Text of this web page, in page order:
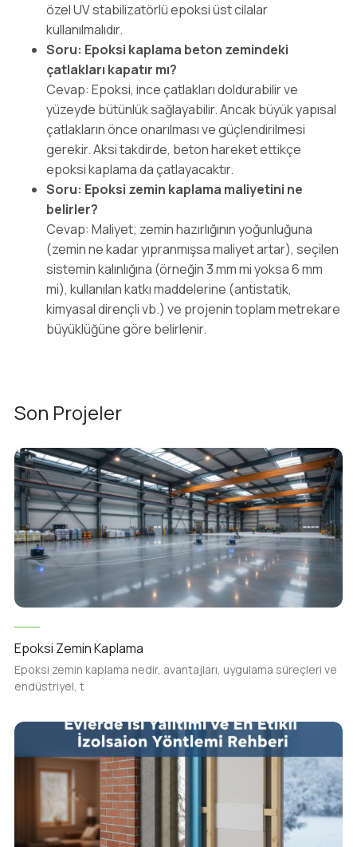
özel UV stabilizatörlü epoksi üst cilalar
kullanılmalıdır.
Soru: Epoksi kaplama beton zemindeki
çatlakları kapatır mı?
Cevap: Epoksi, ince çatlakları doldurabilir ve
yüzeyde bütünlük sağlayabilir. Ancak büyük yapısal
çatlakların önce onarılması ve güçlendirilmesi
gerekir. Aksi takdirde, beton hareket ettikçe
epoksi kaplama da çatlayacaktır.
Soru: Epoksi zemin kaplama maliyetini ne
belirler?
Cevap: Maliyet; zemin hazırlığının yoğunluğuna
(zemin ne kadar yıpranmışsa maliyet artar), seçilen
sistemin kalınlığına (örneğin 3 mm mi yoksa 6 mm
mi), kullanılan katkı maddelerine (antistatik,
kimyasal dirençli vb.) ve projenin toplam metrekare
büyüklüğüne göre belirlenir.
Son Projeler
Epoksi Zemin Kaplama
Epoksi zemin kaplama nedir, avantajları, uygulama süreçleri ve
endüstriyel, t